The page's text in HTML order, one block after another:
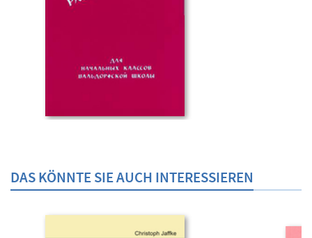
DAS KÖNNTE SIE AUCH INTERESSIEREN